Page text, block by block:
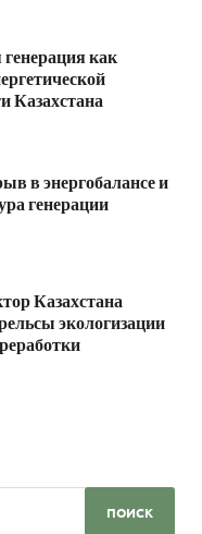
как
Казахстана
в энергобалансе и
генерации
Казахстана
экологизации